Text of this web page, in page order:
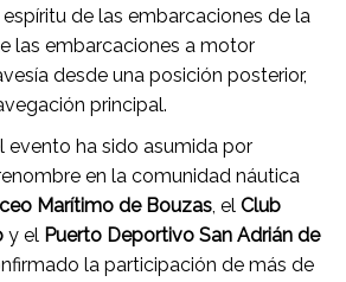
de las embarcaciones de la
las embarcaciones a motor
desde una posición posterior,
principal.
evento ha sido asumida por
en la comunidad náutica
Marítimo de Bouzas, el Club
y el Puerto Deportivo San Adrián de
la participación de más de